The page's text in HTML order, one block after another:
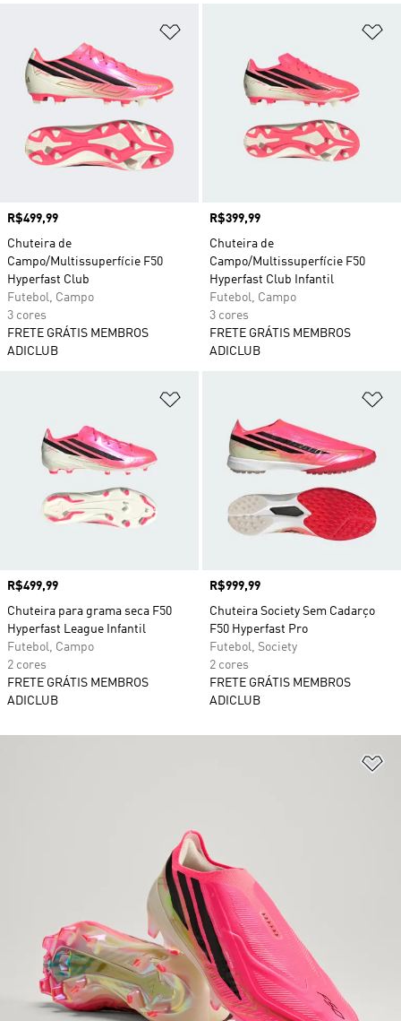
Preço
R$499,99
Chuteira de
Campo/Multissuperfície F50
Hyperfast Club
Futebol, Campo
3 cores
FRETE GRÁTIS MEMBROS
ADICLUB
Preço
R$399,99
Chuteira de
Campo/Multissuperfície F50
Hyperfast Club Infantil
Futebol, Campo
3 cores
FRETE GRÁTIS MEMBROS
ADICLUB
Preço
R$499,99
Chuteira para grama seca F50
Hyperfast League Infantil
Futebol, Campo
2 cores
FRETE GRÁTIS MEMBROS
ADICLUB
Preço
R$999,99
Chuteira Society Sem Cadarço
F50 Hyperfast Pro
Futebol, Society
2 cores
FRETE GRÁTIS MEMBROS
ADICLUB